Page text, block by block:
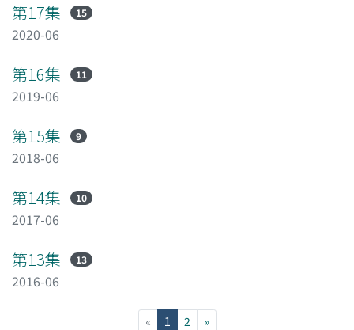
第17集 15
2020-06
第16集 11
2019-06
第15集 9
2018-06
第14集 10
2017-06
第13集 13
2016-06
« 1 (current)
2 »